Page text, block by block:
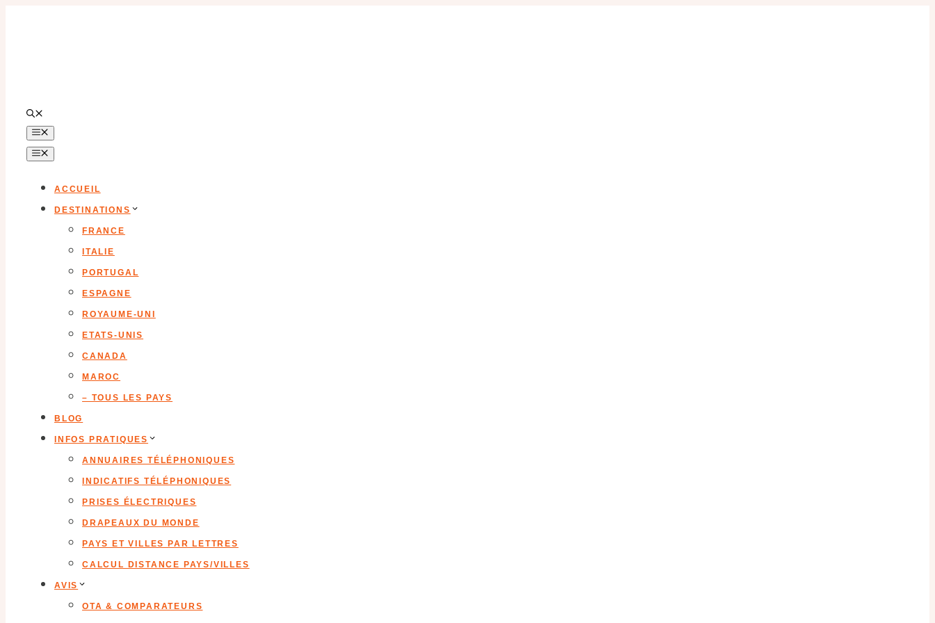
ACCUEIL
DESTINATIONS
FRANCE
ITALIE
PORTUGAL
ESPAGNE
ROYAUME-UNI
ETATS-UNIS
CANADA
MAROC
– TOUS LES PAYS
BLOG
INFOS PRATIQUES
ANNUAIRES TÉLÉPHONIQUES
INDICATIFS TÉLÉPHONIQUES
PRISES ÉLECTRIQUES
DRAPEAUX DU MONDE
PAYS ET VILLES PAR LETTRES
CALCUL DISTANCE PAYS/VILLES
AVIS
OTA & COMPARATEURS